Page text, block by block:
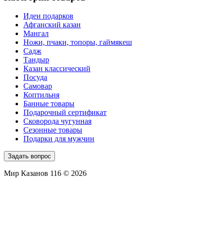
Идеи подарков
Афганский казан
Мангал
Ножи, пчаки, топоры, гаймякеш
Садж
Тандыр
Казан классический
Посуда
Самовар
Коптильня
Банные товары
Подарочный сертификат
Сковорода чугунная
Сезонные товары
Подарки для мужчин
Задать вопрос
Мир Казанов 116 © 2026